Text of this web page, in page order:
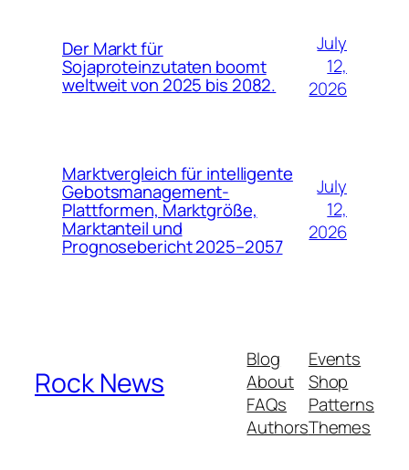
Der Markt für
Sojaproteinzutaten boomt
weltweit von 2025 bis 2082.
July
12,
2026
Marktvergleich für intelligente
Gebotsmanagement-
Plattformen, Marktgröße,
Marktanteil und
Prognosebericht 2025–2057
July
12,
2026
Rock News
Blog
About
FAQs
Authors
Events
Shop
Patterns
Themes